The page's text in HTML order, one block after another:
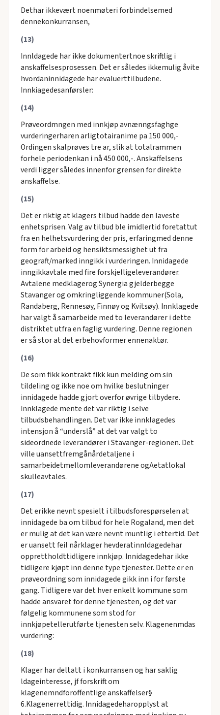
Dethar ikkevært noenmøteri forbindelsemed
dennekonkurransen,
(13)
Innldagede har ikke dokumentertnoe skriftlig i
anskaffelsesprosessen. Det er således ikkemulig åvite
hvordaninnidagede har evaluerttilbudene.
Innkiagedesanførsler:
(14)
Prøveordmngen med innkjøp avnænngsfaghge
vurderingerharen arligtotairanime pa 150 000,-
Ordingen skalprøves tre ar, slik at totalrammen
forhele periodenkan i nå 450 000,-. Anskaffelsens
verdi ligger således innenfor grensen for direkte
anskaffelse.
(15)
Det er riktig at klagers tilbud hadde den laveste
enhetsprisen. Valg av tilbud ble imidlertid foretattut
fra en helhetsvurdering der pris, erfaringmed denne
form for arbeid og hensiktsmessighet ut fra
geograft/marked inngikk i vurderingen. Innidagede
inngikkavtale med fire forskjelligeleverandører.
Avtalene medklagerog Synergia gjelderbegge
Stavanger og omkringliggende kommuner(Sola,
Randaberg, Rennesøy, Finnøy og Kvitsøy). Innklagede
har valgt å samarbeide med to leverandører i dette
distriktet utfra en faglig vurdering. Denne regionen
er så stor at det erbehovformer ennenaktør.
(16)
De som fikk kontrakt fikk kun melding om sin
tildeling og ikke noe om hvilke beslutninger
innidagede hadde gjort overfor øvrige tilbydere.
Innklagede mente det var riktig i selve
tilbudsbehandlingen. Det var ikke innklagedes
intensjon å “underslå” at det var valgt to
sideordnede leverandører i Stavanger-regionen. Det
ville uansettfremgånårdetaljene i
samarbeidetmellomleverandørene ogAetatlokal
skulleavtales.
(17)
Det erikke nevnt spesielt i tilbudsforespørselen at
innidagede ba om tilbud for hele Rogaland, men det
er mulig at det kan være nevnt muntlig i ettertid. Det
er uansett feil nårklager hevderatinnldagedehar
opprettholdttidligere innkjøp. Innidagedehar ikke
tidligere kjøpt inn denne type tjenester. Dette er en
prøveordning som innidagede gikk inn i for første
gang. Tidligere var det hver enkelt kommune som
hadde ansvaret for denne tjenesten, og det var
følgelig kommunene som stod for
innkjøpetellerutførte tjenesten selv. Klagenenmdas
vurdering:
(18)
Klager har deltatt i konkurransen og har saklig
ldageinteresse, jf forskrift om
klagenemndforoffentlige anskaffelser§
6.Klagenerrettidig. Innidagedeharopplyst at